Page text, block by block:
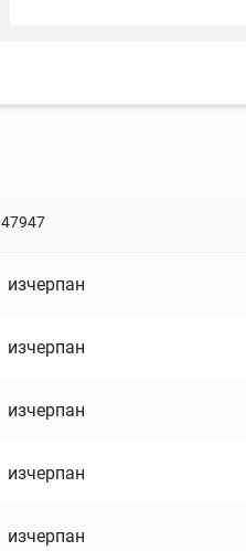
47947
изчерпан
изчерпан
изчерпан
изчерпан
изчерпан